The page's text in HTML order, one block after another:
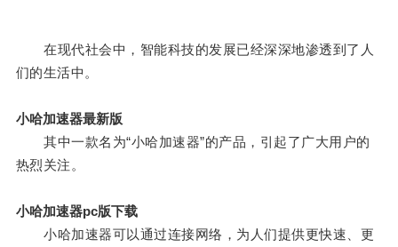
在现代社会中，智能科技的发展已经深深地渗透到了人
们的生活中。
小哈加速器最新版
其中一款名为“小哈加速器”的产品，引起了广大用户的
热烈关注。
小哈加速器pc版下载
小哈加速器可以通过连接网络，为人们提供更快速、更